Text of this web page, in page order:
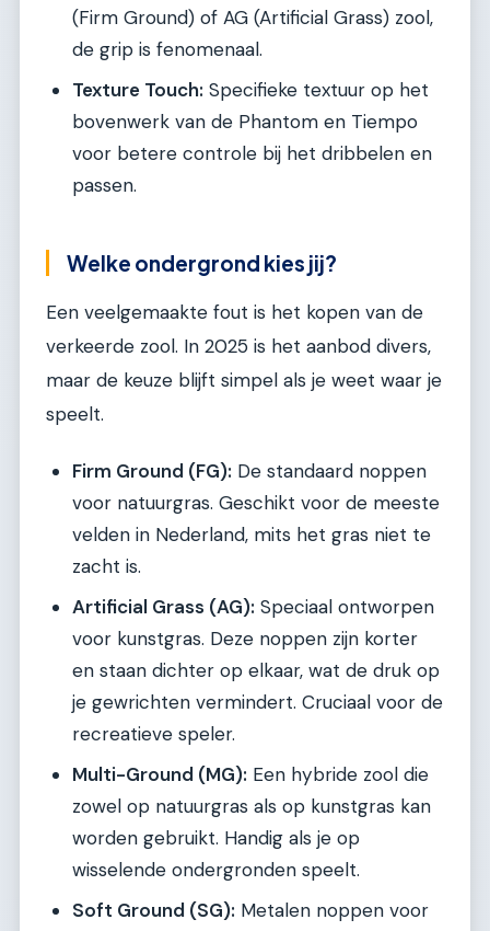
(Firm Ground) of AG (Artificial Grass) zool,
de grip is fenomenaal.
Texture Touch: Specifieke textuur op het
bovenwerk van de Phantom en Tiempo
voor betere controle bij het dribbelen en
passen.
Welke ondergrond kies jij?
Een veelgemaakte fout is het kopen van de
verkeerde zool. In 2025 is het aanbod divers,
maar de keuze blijft simpel als je weet waar je
speelt.
Firm Ground (FG): De standaard noppen
voor natuurgras. Geschikt voor de meeste
velden in Nederland, mits het gras niet te
zacht is.
Artificial Grass (AG): Speciaal ontworpen
voor kunstgras. Deze noppen zijn korter
en staan dichter op elkaar, wat de druk op
je gewrichten vermindert. Cruciaal voor de
recreatieve speler.
Multi-Ground (MG): Een hybride zool die
zowel op natuurgras als op kunstgras kan
worden gebruikt. Handig als je op
wisselende ondergronden speelt.
Soft Ground (SG): Metalen noppen voor